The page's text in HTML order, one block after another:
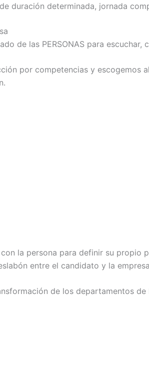
duración determinada, jornada
de las PERSONAS para
por competencias y
la persona para definir su
entre el candidato y la
de los departamentos